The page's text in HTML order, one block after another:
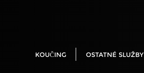
KOUČING OSTATNÉ SLUŽBY